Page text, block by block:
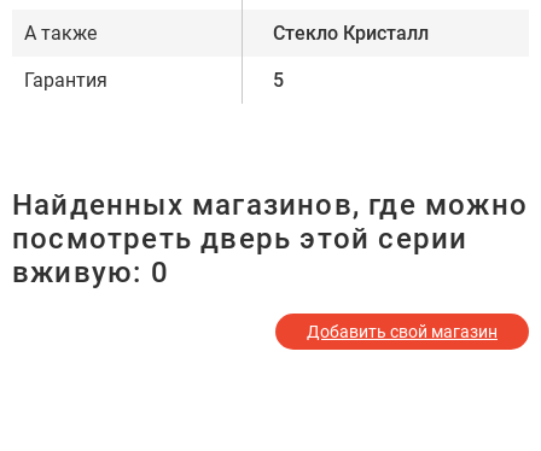
А также Стекло Кристалл
Гарантия 5
Найденных магазинов, где можно
посмотреть дверь этой серии
вживую: 0
Добавить свой магазин